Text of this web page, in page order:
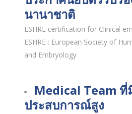
นานาชาติ
ESHRE certification for Clinical
ESHRE : European Society of
and Embryology
Medical Team ที่
ประสบการณ์สูง